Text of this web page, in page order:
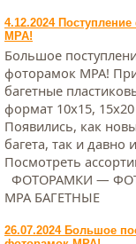
4.12.2024
МРА!
Большое
фоторамок МРА!
багетные
формат 10х15,
Появились, как
багета, так и давно
Посмотреть
ФОТОРАМКИ —
МРА БАГЕТНЫЕ
26.07.2024 Большое